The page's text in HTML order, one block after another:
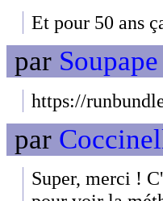
Et pour 50 ans
par
https://
par
Super, merci !